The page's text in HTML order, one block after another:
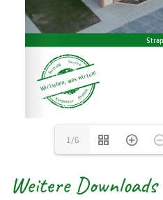
1/6
Weitere Downloads